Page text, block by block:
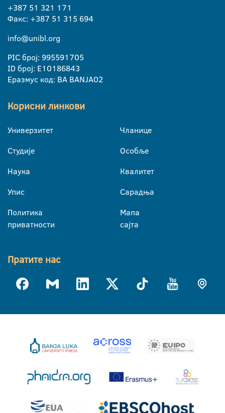
+387 51 321 171
Факс: +387 51 315 694
info@unibl.org
PIC број: 995591705
ID број: E10186843
Еразмус код: BA BANJA02
Корисни линкови
Универзитет
Студије
Наука
Упис
Политика
приватности
Чланице
Особље
Квалитет
Сарадња
Мапа
сајта
Пратите нас